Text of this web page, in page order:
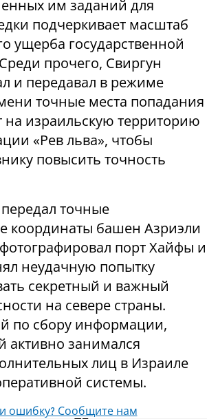
им заданий для
подчеркивает масштаб
ущерба государственной
прочего, Свиргун
и передавал в режиме
точные места попадания
на израильскую территорию
«Рев льва», чтобы
повысить точность
точные
координаты башен Азриэли
порт Хайфы и
неудачную попытку
секретный и важный
на севере страны.
по сбору информации,
активно занимался
лиц в Израиле
системы.
ошибку? Сообщите нам